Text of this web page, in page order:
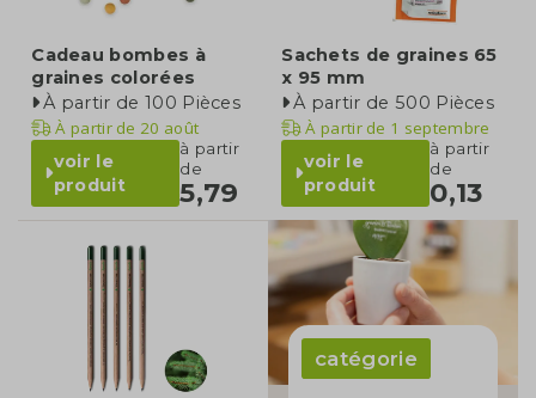
Cadeau bombes à
graines colorées
À partir de 100 Pièces
À partir de 20 août
voir le
produit
à partir
de
5,79
Sachets de graines 65
x 95 mm
À partir de 500 Pièces
À partir de 1 septembre
voir le
produit
à partir
de
0,13
catégorie